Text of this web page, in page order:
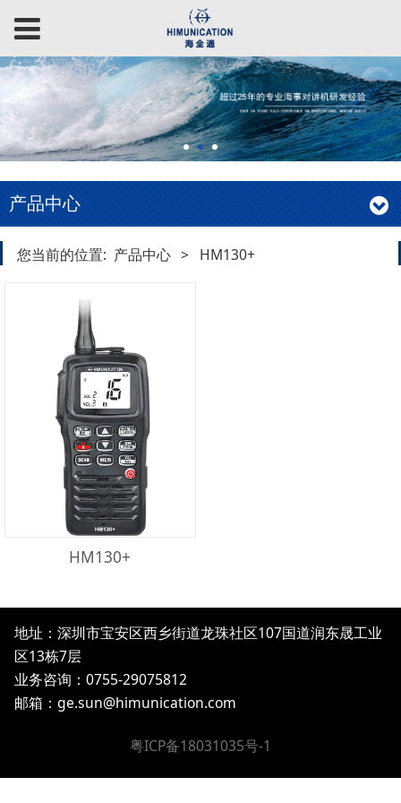
产品中心
您当前的位置: 产品中心 > HM130+
HM130+
地址：深圳市宝安区西乡街道龙珠社区107国道润东晟工业
区13栋7层
业务咨询：0755-29075812
邮箱： ge.sun@himunication.com
粤ICP备18031035号-1